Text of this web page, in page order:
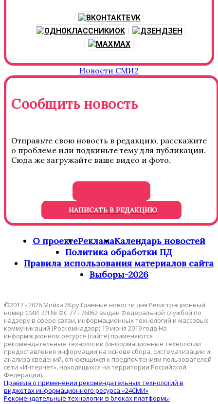
VK
OK
ДЗЕН
MAX
Новости СМИ2
Сообщить новость
Отправьте свою новость в редакцию, расскажите
о проблеме или подкиньте тему для публикации.
Сюда же загружайте ваше видео и фото.
НАПИСАТЬ В РЕДАКЦИЮ
О проектеРекламаКалендарь новостей
Политика обработки ПД
Правила использования материалов сайта
Выборы-2026
©2017 - 2026 Мойка78.ру Главные новости дня Регистрационный
номер СМИ ЭЛ № ФС 77 - 76062 выдан Федеральной службой по
надзору в сфере связи, информационных технологий и массовых
коммуникаций (Роскомнадзор) 19 июня 2019 года На
информационном ресурсе (сайте) применяются
рекомендательные технологии (информационные технологии
предоставления информации на основе сбора, систематизации и
анализа сведений, относящихся к предпочтениям пользователей
сети «Интернет», находящихся на территории Российской
Федерации).
Правила о применении рекомендательных технологий в
виджетах информационного ресурса «24СМИ»
Рекомендательные технологии в блоках платформы